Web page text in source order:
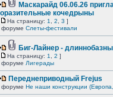
Маскарайд 06.06.26
кочедрыны
На страницу: 1 2 3 ]
форуме Слеты-фестивали
Биг-Лайнер -
На страницу: 1 2 ]
форуме Лигерады
Переднеприводный Frejus
форуме Не наши конструкции